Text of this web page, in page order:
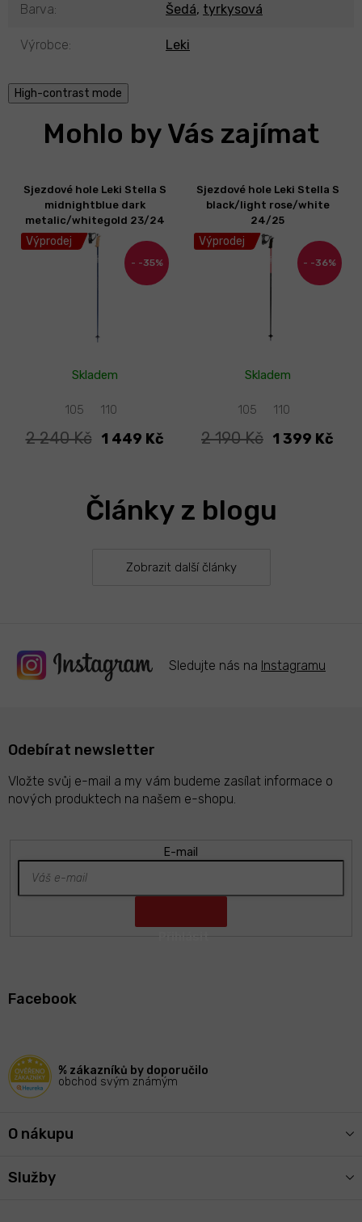
Barva: Šedá, tyrkysová
Výrobce: Leki
High-contrast mode
Mohlo by Vás zajímat
Výprodej
-35%
Sjezdové hole Leki Stella S
midnightblue dark
metalic/whitegold 23/24
Skladem
105 110
2 240 Kč 1 449 Kč
Výprodej
-36%
Sjezdové hole Leki Stella S
black/light rose/white
24/25
Skladem
105 110
2 190 Kč 1 399 Kč
Články z blogu
Zobrazit další články
Sledujte nás na Instagramu
Odebírat newsletter
Vložte svůj e-mail a my vám budeme zasílat informace o
nových produktech na našem e-shopu.
E-mail
Facebook
% zákazníků by doporučilo
obchod svým známým
O nákupu
Služby